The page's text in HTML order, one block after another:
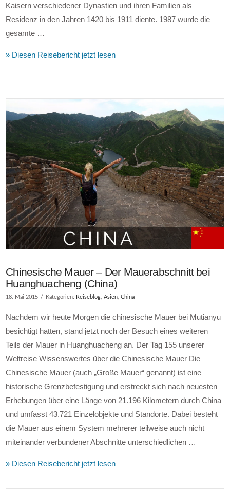
Kaisern verschiedener Dynastien und ihren Familien als
Residenz in den Jahren 1420 bis 1911 diente. 1987 wurde die
gesamte …
» Diesen Reisebericht jetzt lesen
Chinesische Mauer – Der Mauerabschnitt bei
Huanghuacheng (China)
18. Mai 2015 Kategorien: Reiseblog,Asien,China
Nachdem wir heute Morgen die chinesische Mauer bei Mutianyu
besichtigt hatten, stand jetzt noch der Besuch eines weiteren
Teils der Mauer in Huanghuacheng an. Der Tag 155 unserer
Weltreise Wissenswertes über die Chinesische Mauer Die
Chinesische Mauer (auch „Große Mauer“ genannt) ist eine
historische Grenzbefestigung und erstreckt sich nach neuesten
Erhebungen über eine Länge von 21.196 Kilometern durch China
und umfasst 43.721 Einzelobjekte und Standorte. Dabei besteht
die Mauer aus einem System mehrerer teilweise auch nicht
miteinander verbundener Abschnitte unterschiedlichen …
» Diesen Reisebericht jetzt lesen